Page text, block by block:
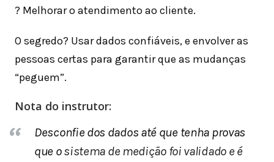
? Melhorar o atendimento ao cliente.
O segredo? Usar dados confiáveis, e envolver as
pessoas certas para garantir que as mudanças
“peguem”.
Nota do instrutor:
Desconfie dos dados até que tenha provas
que osistema de medição foi validado e é